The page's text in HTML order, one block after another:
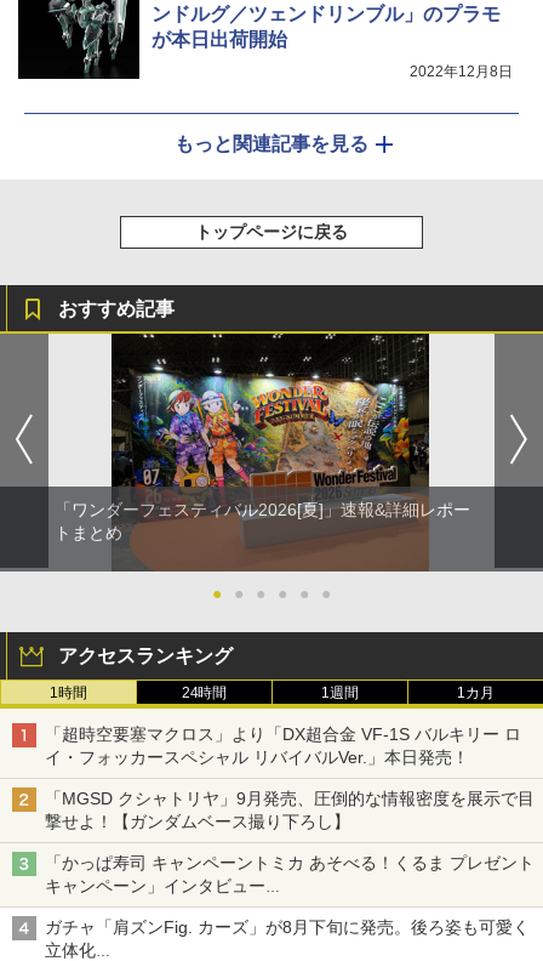
ンドルグ／ツェンドリンブル」のプラモ
が本日出荷開始
2022年12月8日
もっと関連記事を見る
トップページに戻る
おすすめ記事
「ワンダーフェスティバル2026[夏]」速報&詳細レポー
トまとめ
● ● ● ● ● ●
アクセスランキング
1時間 24時間 1週間 1カ月
「超時空要塞マクロス」より「DX超合金 VF-1S バルキリー ロ
イ・フォッカースペシャル リバイバルVer.」本日発売！
「MGSD クシャトリヤ」9月発売、圧倒的な情報密度を展示で目
撃せよ！【ガンダムベース撮り下ろし】
「かっぱ寿司 キャンペーントミカ あそべる！くるま プレゼント
キャンペーン」インタビュー
子どもが楽しめるかっぱ寿司ならではの体験とコラボの楽しさを
追求
ガチャ「肩ズンFig. カーズ」が8月下旬に発売。後ろ姿も可愛く
立体化